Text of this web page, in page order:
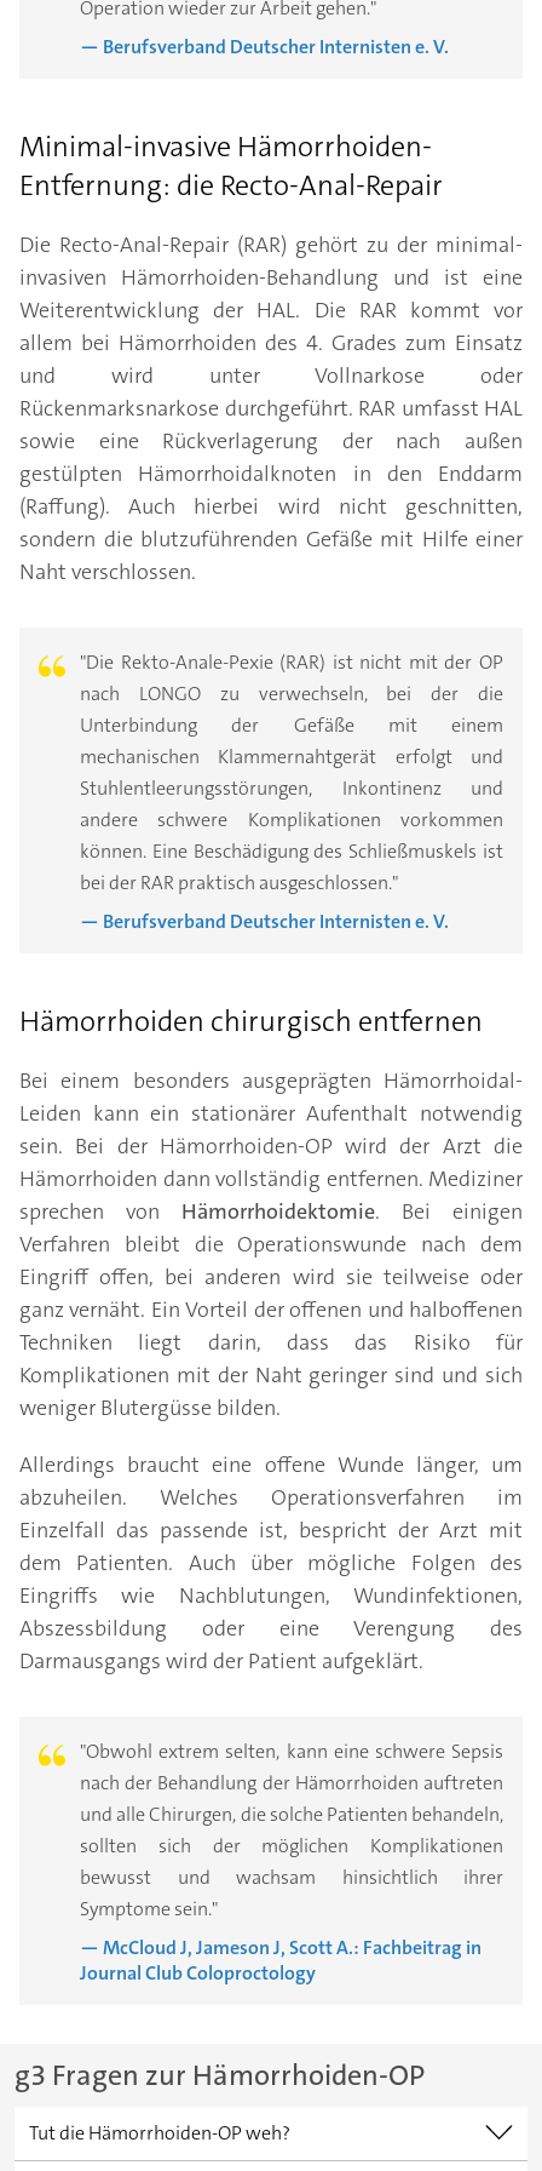
Operation wieder zur Arbeit gehen."
— Berufsverband Deutscher Internisten e. V.
Minimal-invasive Hämorrhoiden-
Entfernung: die Recto-Anal-Repair
Die Recto-Anal-Repair (RAR) gehört zu der minimal-
invasiven Hämorrhoiden-Behandlung und ist eine
Weiterentwicklung der HAL. Die RAR kommt vor
allem bei Hämorrhoiden des 4. Grades zum Einsatz
und wird unter Vollnarkose oder
Rückenmarksnarkose durchgeführt. RAR umfasst HAL
sowie eine Rückverlagerung der nach außen
gestülpten Hämorrhoidalknoten in den Enddarm
(Raffung). Auch hierbei wird nicht geschnitten,
sondern die blutzuführenden Gefäße mit Hilfe einer
Naht verschlossen.
"Die Rekto-Anale-Pexie (RAR) ist nicht mit der OP
nach LONGO zu verwechseln, bei der die
Unterbindung der Gefäße mit einem
mechanischen Klammernahtgerät erfolgt und
Stuhlentleerungsstörungen, Inkontinenz und
andere schwere Komplikationen vorkommen
können. Eine Beschädigung des Schließmuskels ist
bei der RAR praktisch ausgeschlossen."
— Berufsverband Deutscher Internisten e. V.
Hämorrhoiden chirurgisch entfernen
Bei einem besonders ausgeprägten Hämorrhoidal-
Leiden kann ein stationärer Aufenthalt notwendig
sein. Bei der Hämorrhoiden-OP wird der Arzt die
Hämorrhoiden dann vollständig entfernen. Mediziner
sprechen von Hämorrhoidektomie. Bei einigen
Verfahren bleibt die Operationswunde nach dem
Eingriff offen, bei anderen wird sie teilweise oder
ganz vernäht. Ein Vorteil der offenen und halboffenen
Techniken liegt darin, dass das Risiko für
Komplikationen mit der Naht geringer sind und sich
weniger Blutergüsse bilden.
Allerdings braucht eine offene Wunde länger, um
abzuheilen. Welches Operationsverfahren im
Einzelfall das passende ist, bespricht der Arzt mit
dem Patienten. Auch über mögliche Folgen des
Eingriffs wie Nachblutungen, Wundinfektionen,
Abszessbildung oder eine Verengung des
Darmausgangs wird der Patient aufgeklärt.
"Obwohl extrem selten, kann eine schwere Sepsis
nach der Behandlung der Hämorrhoiden auftreten
und alle Chirurgen, die solche Patienten behandeln,
sollten sich der möglichen Komplikationen
bewusst und wachsam hinsichtlich ihrer
Symptome sein."
— McCloud J, Jameson J, Scott A.: Fachbeitrag in
Journal Club Coloproctology
g3 Fragen zur Hämorrhoiden-OP
Tut die Hämorrhoiden-OP weh?